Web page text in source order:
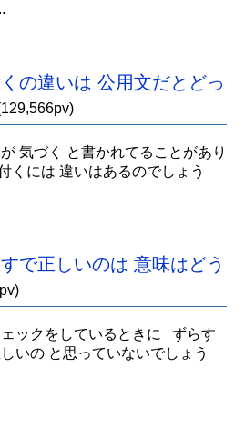
の違いは 公用文だとどっ
気づく と書かれてることがあり
くには 違いはあるのでしょう
で正しいのは 意味はどう
ックをしているときに ずらす
いの と思っていないでしょう